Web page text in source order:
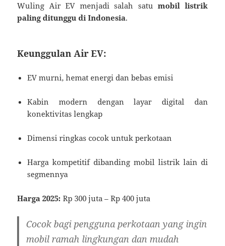
Wuling Air EV menjadi salah satumobil listrik
paling ditunggu di Indonesia.
Keunggulan Air EV:
EV murni, hemat energi dan bebas emisi
Kabin modern dengan layar digital dan
konektivitas lengkap
Dimensi ringkas cocok untuk perkotaan
Harga kompetitif dibanding mobil listrik lain di
segmennya
Harga 2025: Rp 300 juta – Rp 400 juta
Cocok bagi pengguna perkotaan yang ingin
mobil ramah lingkungan dan mudah